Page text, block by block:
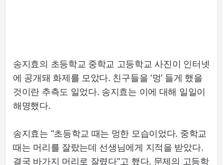
송지효의 초등학교 중학교 고등학교 사진이 인터넷
에 공개돼 화제를 모았다. 친구들을 ‘멍’ 들게 했을
것이란 추측도 일었다. 송지효는 이에 대해 일일이
해명했다.
송지효는 “초등학교 때는 멍한 모습이었다. 중학교
때는 머리를 잘랐는데 선생님에게 지적을 받았다.
결국 바가지 머리로 잘렸다”고 했다. 문제의 고등학